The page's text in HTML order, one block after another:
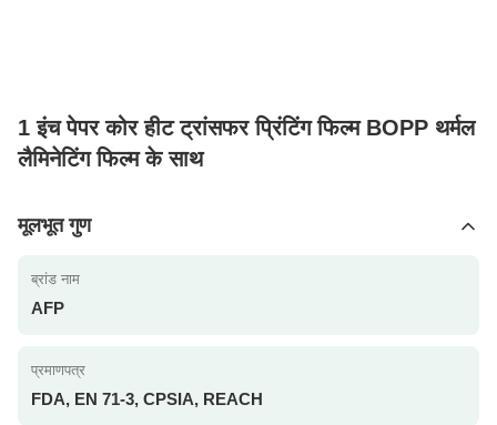
1 इंच पेपर कोर हीट ट्रांसफर प्रिंटिंग फिल्म BOPP थर्मल
लैमिनेटिंग फिल्म के साथ
मूलभूत गुण
ब्रांड नाम
AFP
प्रमाणपत्र
FDA, EN 71-3, CPSIA, REACH